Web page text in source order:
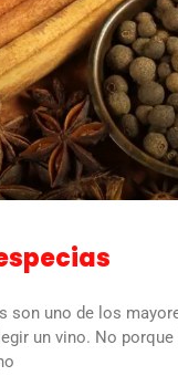
son uno de los
un vino. No porque